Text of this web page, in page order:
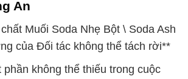
An
Muối Soda Nhẹ Bột \ Soda Ash
của Đối tác không thể tách rời**
phần không thể thiếu trong cuộc